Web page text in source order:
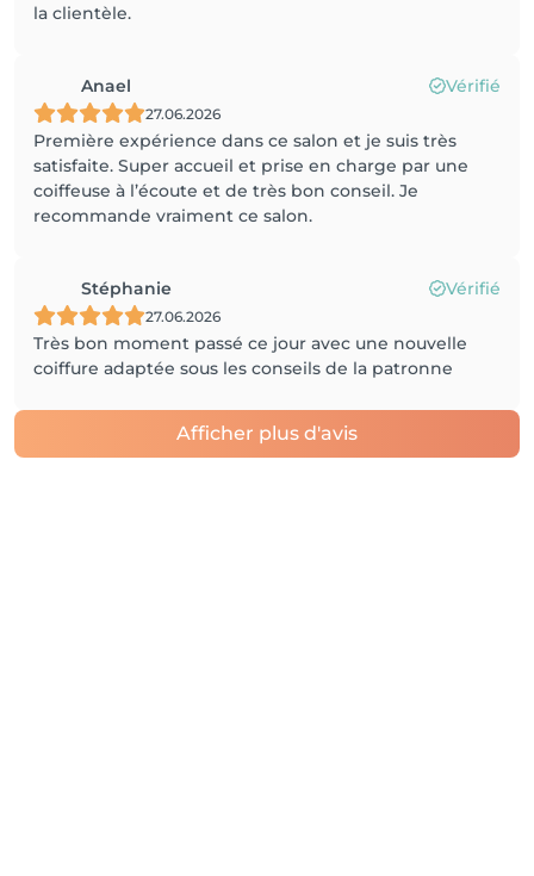
la clientèle.
Anael Vérifié
27.06.2026
Première expérience dans ce salon et je suis très
satisfaite. Super accueil et prise en charge par une
coiffeuse à l’écoute et de très bon conseil. Je
recommande vraiment ce salon.
Stéphanie Vérifié
27.06.2026
Très bon moment passé ce jour avec une nouvelle
coiffure adaptée sous les conseils de la patronne
Afficher plus d'avis